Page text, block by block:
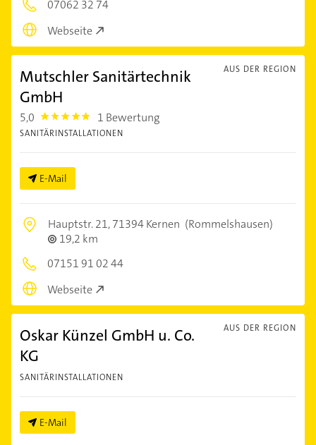
07062 32 74
Webseite
AUS DER REGION
Mutschler Sanitärtechnik
GmbH
5,0 5.0 1 Bewertung
SANITÄRINSTALLATIONEN
E-Mail
Hauptstr. 21,71394 Kernen (Rommelshausen)
19,2 km
07151 91 02 44
Webseite
AUS DER REGION
Oskar Künzel GmbH u. Co.
KG
SANITÄRINSTALLATIONEN
E-Mail